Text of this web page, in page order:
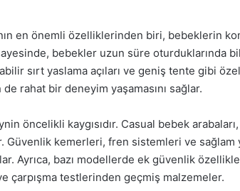
en önemli özelliklerinden biri, bebeklerin
bebekler uzun süre oturduklarında
sırt yaslama açıları ve geniş tente gibi
rahat bir deneyim yaşamasını sağlar.
öncelikli kaygısıdır. Casual bebek
Güvenlik kemerleri, fren sistemleri ve sağlam
Ayrıca, bazı modellerde ek güvenlik
çarpışma testlerinden geçmiş malzemeler.